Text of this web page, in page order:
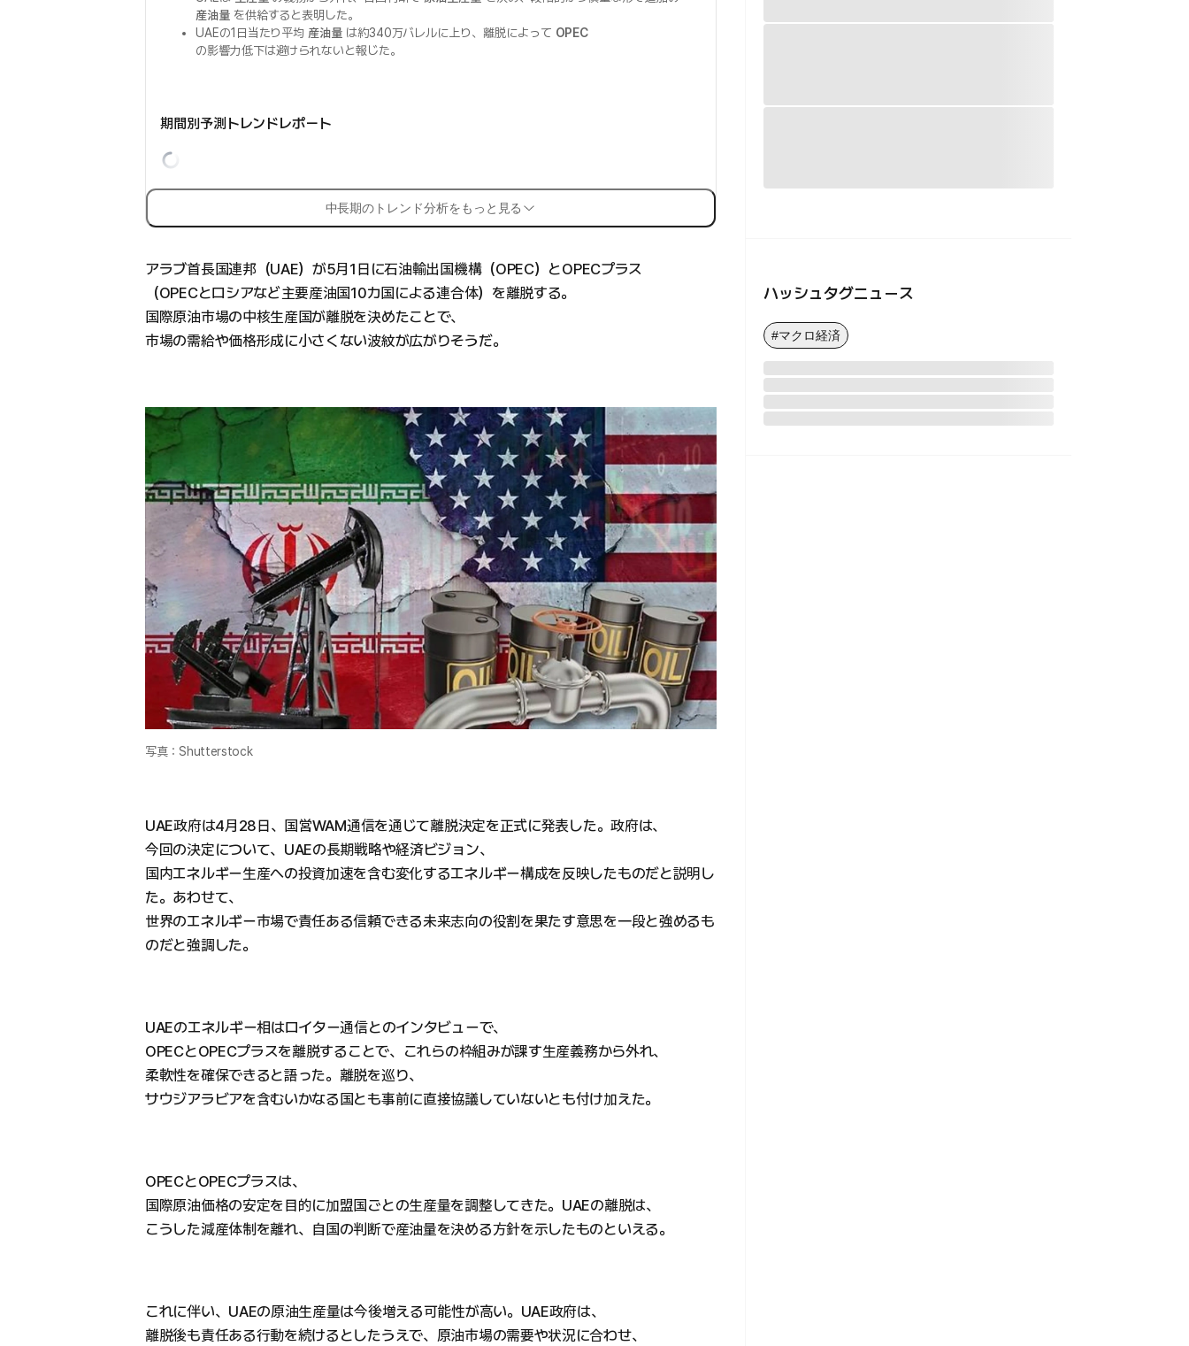
産油量を供給すると表明した。
UAEの1日当たり平均 産油量は約340万バレルに上り、離脱によって OPEC
の影響力低下は避けられないと報じた。
期間別予測トレンドレポート
中長期のトレンド分析をもっと見る
アラブ首長国連邦（UAE）が5月1日に石油輸出国機構（OPEC）とOPECプラス
（OPECとロシアなど主要産油国10カ国による連合体）を離脱する。
国際原油市場の中核生産国が離脱を決めたことで、
市場の需給や価格形成に小さくない波紋が広がりそうだ。
写真：Shutterstock
UAE政府は4月28日、国営WAM通信を通じて離脱決定を正式に発表した。政府は、
今回の決定について、UAEの長期戦略や経済ビジョン、
国内エネルギー生産への投資加速を含む変化するエネルギー構成を反映したものだと説明し
た。あわせて、
世界のエネルギー市場で責任ある信頼できる未来志向の役割を果たす意思を一段と強めるも
のだと強調した。
UAEのエネルギー相はロイター通信とのインタビューで、
OPECとOPECプラスを離脱することで、これらの枠組みが課す生産義務から外れ、
柔軟性を確保できると語った。離脱を巡り、
サウジアラビアを含むいかなる国とも事前に直接協議していないとも付け加えた。
OPECとOPECプラスは、
国際原油価格の安定を目的に加盟国ごとの生産量を調整してきた。UAEの離脱は、
こうした減産体制を離れ、自国の判断で産油量を決める方針を示したものといえる。
これに伴い、UAEの原油生産量は今後増える可能性が高い。UAE政府は、
離脱後も責任ある行動を続けるとしたうえで、原油市場の需要や状況に合わせ、
ハッシュタグニュース
#マクロ経済